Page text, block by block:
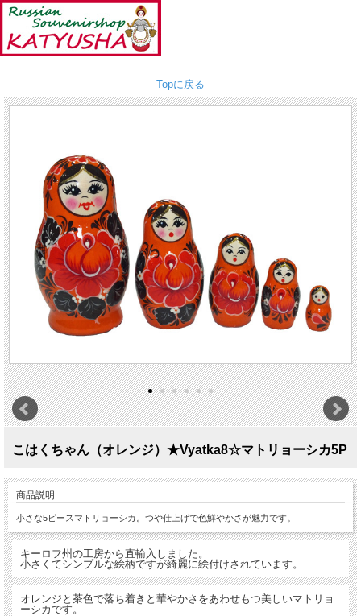
Topに戻る
こはくちゃん（オレンジ）★Vyatka8☆マトリョーシカ5P
商品説明
小さな5ピースマトリョーシカ。つや仕上げで色鮮やかさが魅力です。
キーロフ州の工房から直輸入しました。
小さくてシンプルな絵柄ですが綺麗に絵付けされています。
オレンジと茶色で落ち着きと華やかさをあわせもつ美しいマトリョ
ーシカです。